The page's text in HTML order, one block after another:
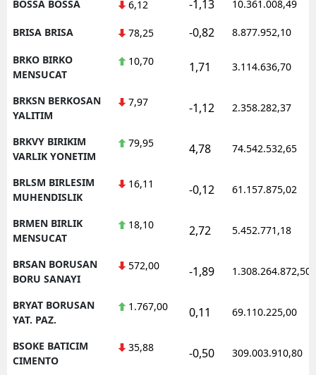
BOSSA BOSSA 6,12 -1,13 10.361.008,49
BRISA BRISA 78,25 -0,82 8.877.952,10
BRKO BIRKO
MENSUCAT
10,70 1,71 3.114.636,70
BRKSN BERKOSAN
YALITIM
7,97 -1,12 2.358.282,37
BRKVY BIRIKIM
VARLIK YONETIM
79,95 4,78 74.542.532,65
BRLSM BIRLESIM
MUHENDISLIK
16,11 -0,12 61.157.875,02
BRMEN BIRLIK
MENSUCAT
18,10 2,72 5.452.771,18
BRSAN BORUSAN
BORU SANAYI
572,00 -1,89 1.308.264.872,50
BRYAT BORUSAN
YAT. PAZ.
1.767,00 0,11 69.110.225,00
BSOKE BATICIM
CIMENTO
35,88 -0,50 309.003.910,80